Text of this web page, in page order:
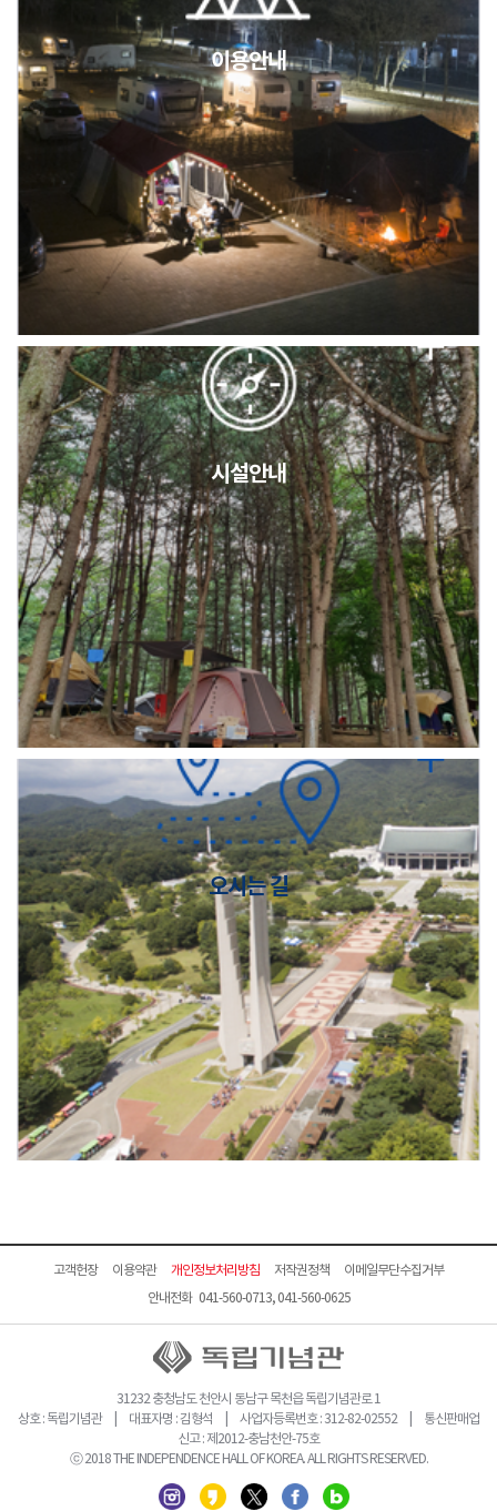
2026년 5월 캠핑장 안점 점검의 날 변경 안내
캠핑장(9월1일~6일) 미운영 공지
[6/1]전산시스템 점검 및 안정화에 따른 서비스 이용 제한 안내
이용안내
시설안내
오시는 길
고객헌장 이용약관 개인정보처리방침 저작권정책
이메일무단수집거부
안내전화 041-560-0713, 041-560-0625
31232 충청남도 천안시 동남구 목천읍 독립기념관로 1
상호 : 독립기념관 | 대표자명 : 김형석 | 사업자등록번호 : 312-82-02552 | 통신판매업
신고 : 제2012-충남천안-75호
ⓒ 2018 THE INDEPENDENCE HALL OF KOREA. ALL RIGHTS RESERVED.